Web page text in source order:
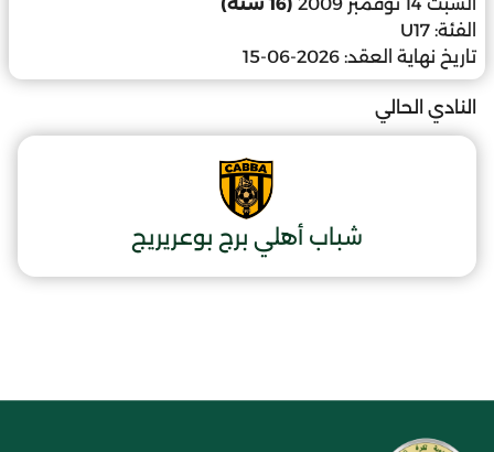
الفئة: U17
تاريخ نهاية العقد: 2026-06-15
النادي الحالي
شباب أهلي برج بوعريريج